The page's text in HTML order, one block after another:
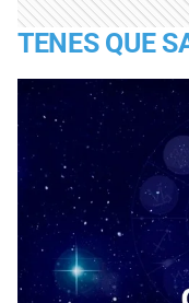
TENES QUE